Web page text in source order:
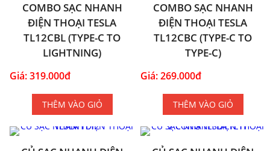
COMBO SẠC NHANH
ĐIỆN THOẠI TESLA
TL12CBL (TYPE-C TO
LIGHTNING)
Giá: 319.000đ
THÊM VÀO GIỎ
COMBO SẠC NHANH
ĐIỆN THOẠI TESLA
TL12CBC (TYPE-C TO
TYPE-C)
Giá: 269.000đ
THÊM VÀO GIỎ